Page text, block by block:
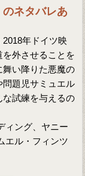
のネタバレあ
年ドイツ映
外させることを
い降りた悪魔の
題児サミュエル
な試練を与えるの
ィング、ヤニー
エル・フィンツ